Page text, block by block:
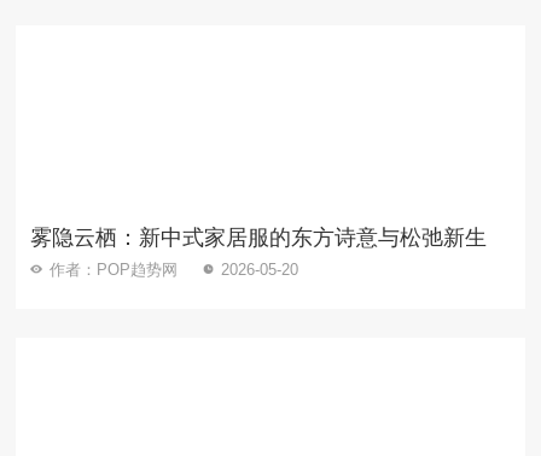
雾隐云栖：新中式家居服的东方诗意与松弛新生
作者：POP趋势网 2026-05-20